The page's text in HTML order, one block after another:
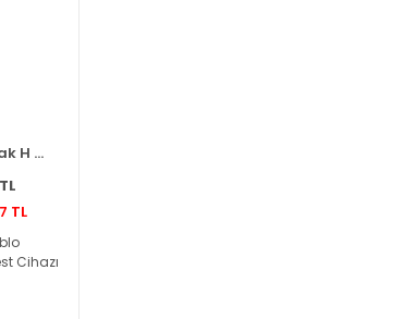
H ...
TL